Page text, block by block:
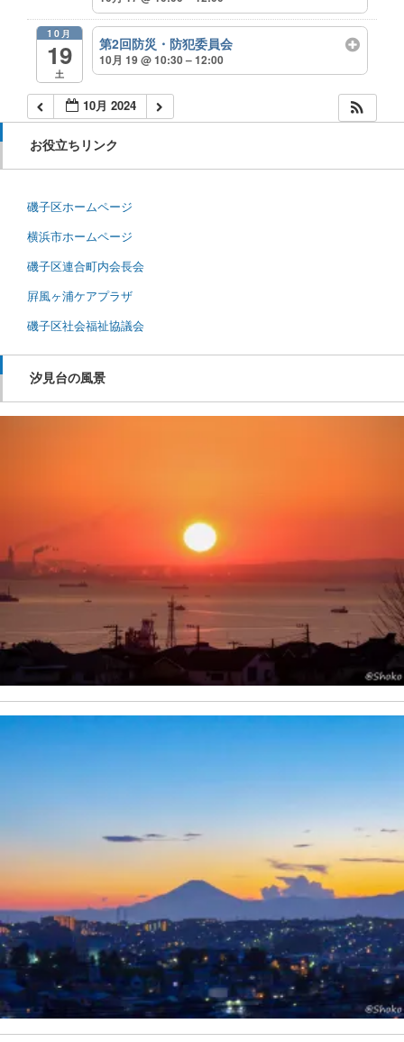
10月
19
土
第2回防災・防犯委員会
10月 19 @ 10:30 – 12:00
10月 2024
お役立ちリンク
磯子区ホームページ
横浜市ホームページ
磯子区連合町内会長会
屛風ヶ浦ケアプラザ
磯子区社会福祉協議会
汐見台の風景